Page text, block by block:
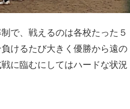
で、戦えるのは各校たった５
けるたび大きく優勝から遠の
に臨むにしてはハードな状況